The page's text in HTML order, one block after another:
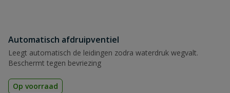
Automatisch afdruipventiel
Leegt automatisch de leidingen zodra waterdruk wegvalt.
Beschermt tegen bevriezing
Op voorraad